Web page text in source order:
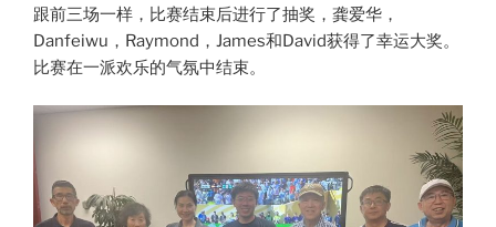
跟前三场一样，比赛结束后进行了抽奖，龚爱华，
Danfeiwu，Raymond，James和David获得了幸运大奖。
比赛在一派欢乐的气氛中结束。